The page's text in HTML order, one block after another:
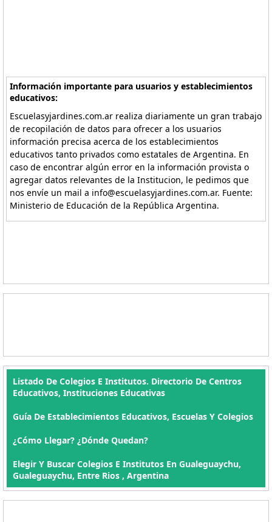
Información importante para usuarios y establecimientos
educativos:
Escuelasyjardines.com.ar realiza diariamente un gran trabajo
de recopilación de datos para ofrecer a los usuarios
información precisa acerca de los establecimientos
educativos tanto privados como estatales de Argentina. En
caso de encontrar algún error en la información provista o
agregar datos relevantes de la Institucion, le pedimos que
nos envíe un mail a info@escuelasyjardines.com.ar. Fuente:
Ministerio de Educación de la República Argentina.
Listado De Colegios E Institutos. Directorio De Centros
Educativos, Instituciones Educativas
Guía De Establecimientos Educativos, Escuelas Y Colegios
¿Cómo Llegar? ¿Dónde Quedan?
Elegir Y Buscar Colegios E Institutos En Gualeguaychu,
Gualeguaychu, Entre Rios , Argentina